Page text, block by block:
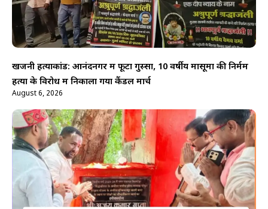
खजनी हत्याकांड: आनंदनगर में फूटा गुस्सा, 10 वर्षीय मासूमों की निर्मम
हत्या के विरोध में निकाला गया कैंडल मार्च
August 6, 2026